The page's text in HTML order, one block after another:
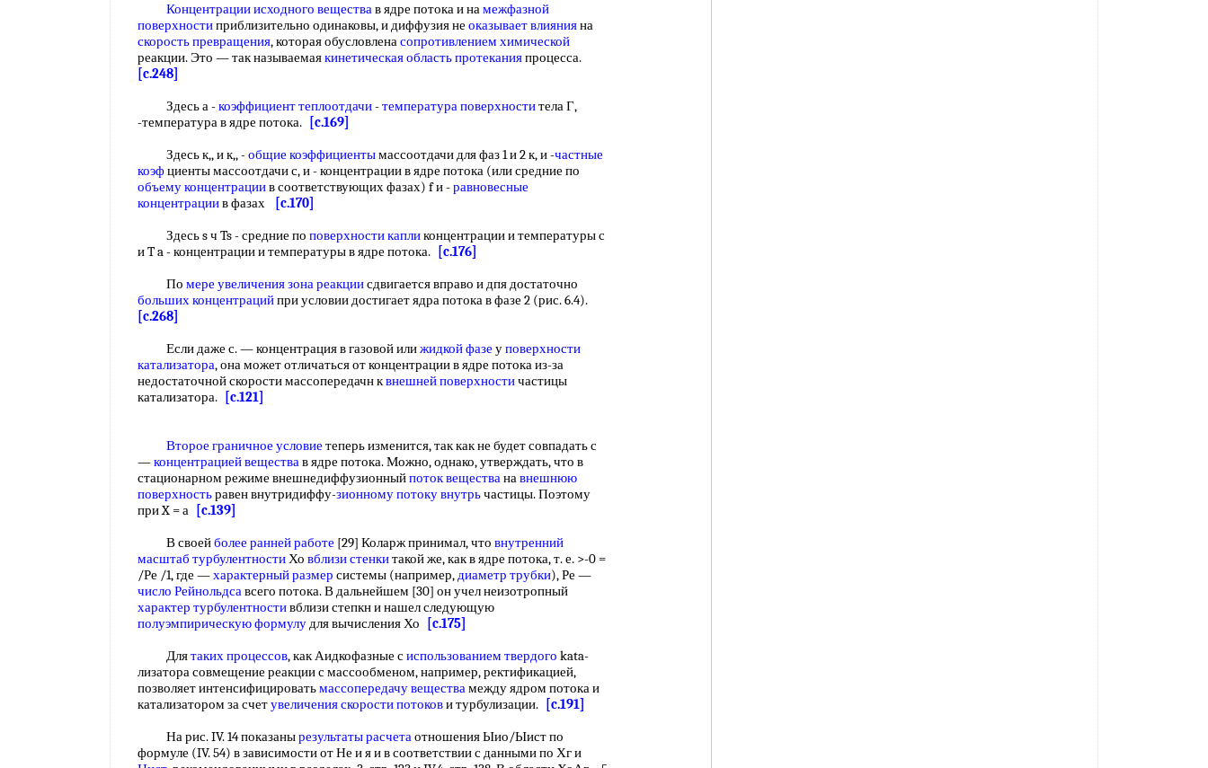
Концентрации исходного веществав ядре потока и намежфазной
поверхностиприблизительно одинаковы, и диффузия не оказывает влиянияна
скорость превращения, которая обусловленасопротивлением химической
реакции. Это — так называемаякинетическая область протеканияпроцесса.
[c.248]
Здесь а -коэффициент теплоотдачи-температура поверхноститела Г,
-температура в ядре потока.
[c.169]
Здесь к,, и к,, -общие коэффициентымассоотдачи для фаз 1 и 2 к, и -частные
коэфциенты массоотдачи с, и - концентрации в ядре потока (или средние по
объему концентрациив соответствующих фазах) f и -равновесные
концентрациив фазах
[c.170]
Здесь s ч Ts - средние по поверхности капликонцентрации и температуры с
и T a - концентрации и температуры в ядре потока.
[c.176]
По мере увеличениязона реакциисдвигается вправо и дпя достаточно
больших концентрацийпри условии достигает ядра потока в фазе 2 (рис. 6.4).
[c.268]
Если даже с. — концентрация в газовой илижидкой фазе уповерхности
катализатора, она может отличаться от концентрации в ядре потока из-за
недостаточной скорости массопередачн квнешней поверхностичастицы
катализатора.
[c.121]
Второе граничное условие теперь изменится, так как не будет совпадать с
—концентрацией веществав ядре потока. Можно, однако, утверждать, что в
стационарном режиме внешнедиффузионныйпоток веществанавнешнюю
поверхностьравен внутридиффу-зионномупотоку внутрьчастицы. Поэтому
при X = а
[c.139]
В своейболее ранней работе [29] Коларж принимал, что внутренний
масштаб турбулентностиХо вблизи стенкитакой же, как в ядре потока, т. е. >-0 =
/Ре /1, где —характерный размер системы (например,диаметр трубки), Ре —
число Рейнольдсавсего потока. В дальнейшем [30] он учел неизотропный
характер турбулентностивблизи степкн и нашел следующую
полуэмпирическую формулудля вычисления Хо
[c.175]
Длятаких процессов, как Аидкофазные сиспользованием твердого kata-
лизатора совмещение реакции с массообменом, например, ректификацией,
позволяет интенсифицироватьмассопередачу веществамежду ядром потока и
катализатором за счетувеличения скорости потокови турбулизации.
[c.191]
На рис. IV. 14 показанырезультаты расчетаотношения Ыио/Ыист по
формуле (IV. 54) в зависимости от Не и я и в соответствии с данными по Хг и